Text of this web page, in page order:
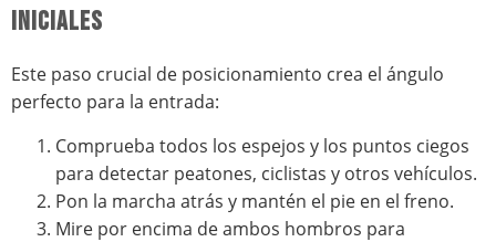
INICIALES
Este paso crucial de posicionamiento crea el ángulo
perfecto para la entrada:
Comprueba todos los espejos y los puntos ciegos
para detectar peatones, ciclistas y otros vehículos.
Pon la marcha atrás y mantén el pie en el freno.
Mire por encima de ambos hombros para